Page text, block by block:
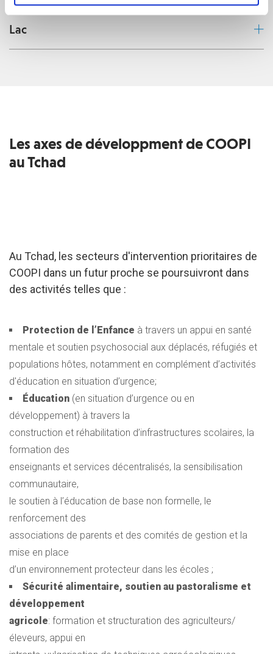
Lac
Les axes de développment de COOPI
au Tchad
Au Tchad, les secteurs d'intervention prioritaires de
COOPI dans un futur proche se poursuivront dans
des activités telles que :
Protection de l’Enfance à travers un appui en santé
mentale et soutien psychosocial aux déplacés, réfugiés et
populations hôtes, notamment en complément d’activités
d'éducation en situation d’urgence;
Éducation (en situation d’urgence ou en
développement) à travers la
construction et réhabilitation d’infrastructures scolaires, la
formation des
enseignants et services décentralisés, la sensibilisation
communautaire,
le soutien à l’éducation de base non formelle, le
renforcement des
associations de parents et des comités de gestion et la
mise en place
d’un environnement protecteur dans les écoles ;
Sécurité alimentaire, soutien au pastoralisme et
développement
agricole: formation et structuration des agriculteurs/
éleveurs, appui en